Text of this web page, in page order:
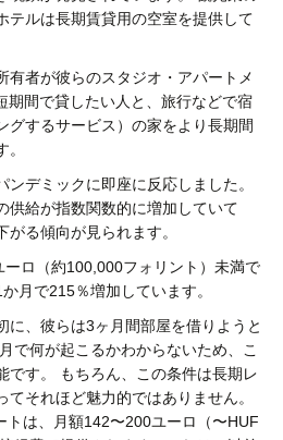
テルは長期賃貸用の空室を提供して
有者が彼らのスタジオ・アパートメ
期間で貸したい人と、旅行などで宿
グするサービス）の家をより長期間
デミックに即座に反応しました。
供給が指数関数的に増加していて
る傾向が見られます。
ロ（約100,000フォリント）未満で
月で215％増加しています。
に、彼らは3ヶ月間部屋を借りようと
で何が起こるかわからないため、こ
です。 もちろん、この条件は長期レ
それほど魅力的ではありません。
トは、月額142〜200ユーロ（〜HUF